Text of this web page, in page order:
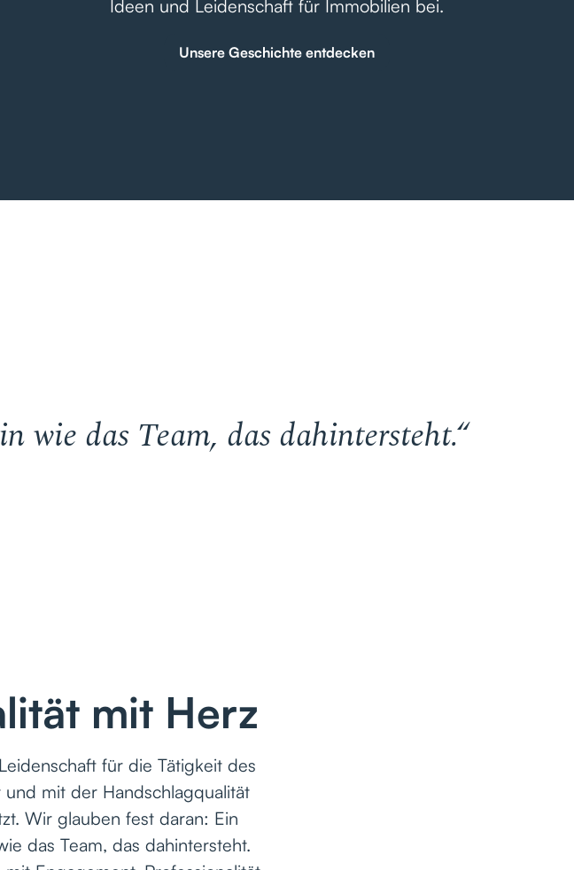
Ideen und Leidenschaft für Immobilien bei.
Unsere Geschichte entdecken
wie das Team, das dahintersteht.“
mit Herz
für die Tätigkeit des
mit der Handschlagqualität
Wir glauben fest daran: Ein
das Team, das dahintersteht.